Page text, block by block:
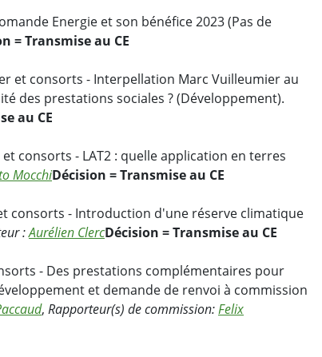
Energie et son bénéfice 2023 (Pas de
= Transmise au CE
et consorts - Interpellation Marc Vuilleumier au
des prestations sociales ? (Développement).
au CE
consorts - LAT2 : quelle application en terres
MocchiDécision = Transmise au CE
consorts - Introduction d'une réserve climatique
:Aurélien ClercDécision = Transmise au CE
- Des prestations complémentaires pour
et demande de renvoi à commission
, Rapporteur(s) de commission:Felix